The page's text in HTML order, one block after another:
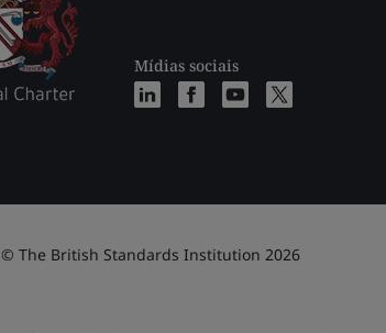
Mídias sociais
© The British Standards Institution 2026